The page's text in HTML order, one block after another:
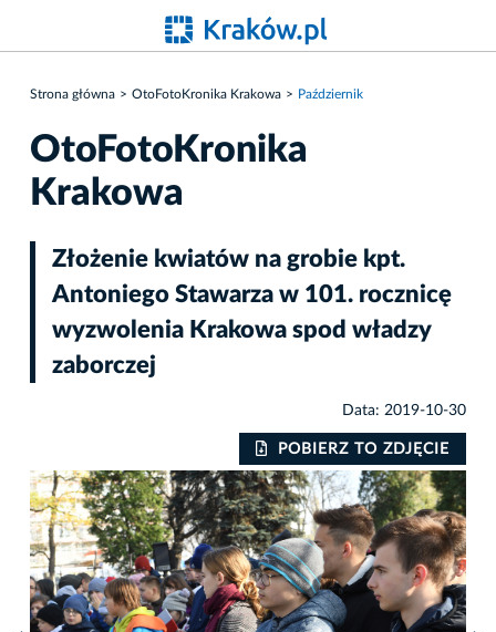
Strona główna OtoFotoKronika Krakowa Październik
OtoFotoKronika
Krakowa
Złożenie kwiatów na grobie kpt.
Antoniego Stawarza w 101. rocznicę
wyzwolenia Krakowa spod władzy
zaborczej
Data: 2019-10-30
POBIERZ TO ZDJĘCIE